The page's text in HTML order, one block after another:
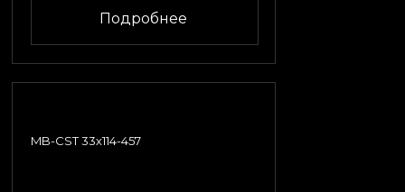
Подробнее
MB-CST 33х114-457